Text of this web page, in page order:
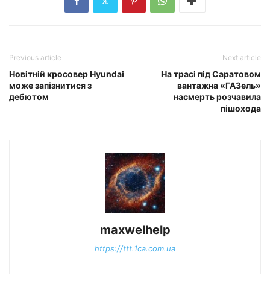
Previous article
Новітній кросовер Hyundai
може запізнитися з
дебютом
Next article
На трасі під Саратовом
вантажна «ГАЗель»
насмерть розчавила
пішохода
maxwelhelp
https://ttt.1ca.com.ua